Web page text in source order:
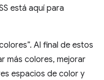
está aquí para
Al final de estos
más colores, mejorar
espacios de color y